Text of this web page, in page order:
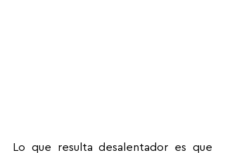
Lo que resulta desalentador es que